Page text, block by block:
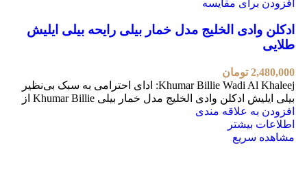
افزودن برای مقایسه
ادکلن وادی الخلیج مدل خمار بیلی رایحه بیلی ایلیش
طلایی
2,480,000 تومان
Khumar Billie Wadi Al Khaleej: ادای احترامی به سبک بی‌نظیر
بیلی ایلیش ادکلن وادی الخلیج مدل خمار بیلی Khumar Billie از
افزودن به علاقه مندی
اطلاعات بیشتر
مشاهده سریع